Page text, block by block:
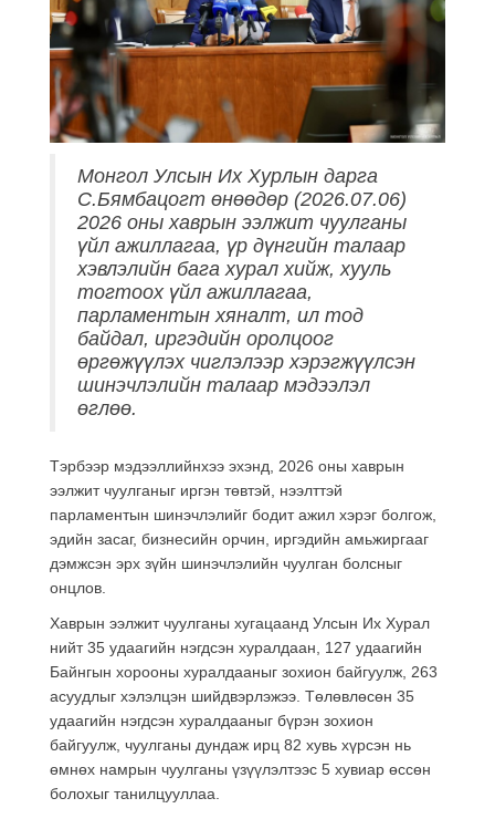
Монгол Улсын Их Хурлын дарга
С.Бямбацогт өнөөдөр (2026.07.06)
2026 оны хаврын ээлжит чуулганы
үйл ажиллагаа, үр дүнгийн талаар
хэвлэлийн бага хурал хийж, хууль
тогтоох үйл ажиллагаа,
парламентын хяналт, ил тод
байдал, иргэдийн оролцоог
өргөжүүлэх чиглэлээр хэрэгжүүлсэн
шинэчлэлийн талаар мэдээлэл
өглөө.
Тэрбээр мэдээллийнхээ эхэнд, 2026 оны хаврын
ээлжит чуулганыг иргэн төвтэй, нээлттэй
парламентын шинэчлэлийг бодит ажил хэрэг болгож,
эдийн засаг, бизнесийн орчин, иргэдийн амьжиргааг
дэмжсэн эрх зүйн шинэчлэлийн чуулган болсныг
онцлов.
Хаврын ээлжит чуулганы хугацаанд Улсын Их Хурал
нийт 35 удаагийн нэгдсэн хуралдаан, 127 удаагийн
Байнгын хорооны хуралдааныг зохион байгуулж, 263
асуудлыг хэлэлцэн шийдвэрлэжээ. Төлөвлөсөн 35
удаагийн нэгдсэн хуралдааныг бүрэн зохион
байгуулж, чуулганы дундаж ирц 82 хувь хүрсэн нь
өмнөх намрын чуулганы үзүүлэлтээс 5 хувиар өссөн
болохыг танилцууллаа.